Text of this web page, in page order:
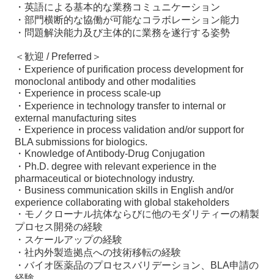
・英語による基本的な業務コミュニケーション
・部門横断的な協働が可能なコラボレーション能力
・問題解決能力及び主体的に業務を遂行する姿勢
＜歓迎 / Preferred＞
・Experience of purification process development for
monoclonal antibody and other modalities
・Experience in process scale-up
・Experience in technology transfer to internal or
external manufacturing sites
・Experience in process validation and/or support for
BLA submissions for biologics.
・Knowledge of Antibody-Drug Conjugation
・Ph.D. degree with relevant experience in the
pharmaceutical or biotechnology industry.
・Business communication skills in English and/or
experience collaborating with global stakeholders
・モノクローナル抗体ならびに他のモダリティーの精製
プロセス開発の経験
・スケールアップの経験
・社内外製造拠点への技術移転の経験
・バイオ医薬品のプロセスバリデーション、BLA申請の